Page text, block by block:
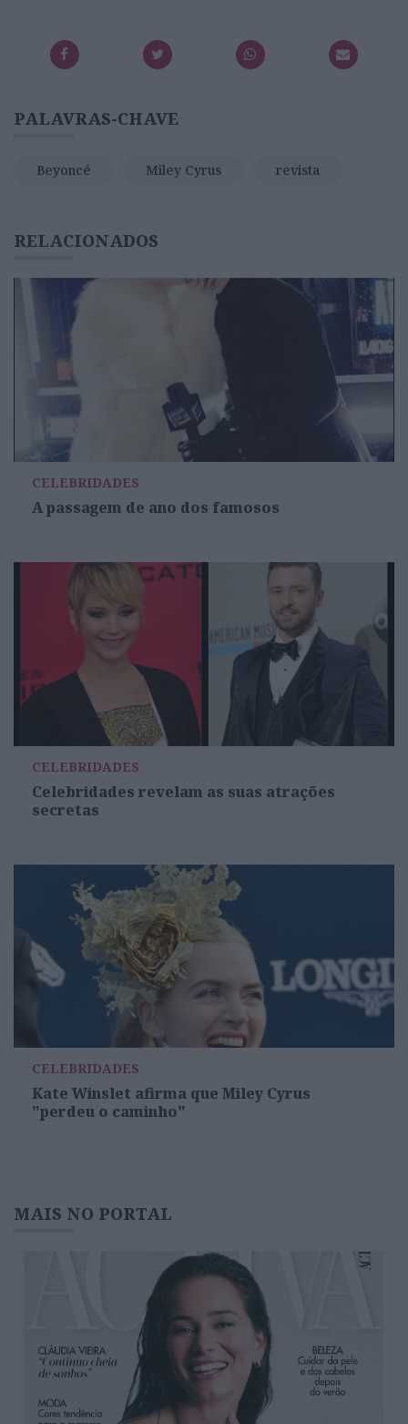
PALAVRAS-CHAVE
Beyoncé Miley Cyrus revista
RELACIONADOS
CELEBRIDADES
A passagem de ano dos famosos
CELEBRIDADES
Celebridades revelam as suas atrações
secretas
CELEBRIDADES
Kate Winslet afirma que Miley Cyrus
"perdeu o caminho"
MAIS NO PORTAL